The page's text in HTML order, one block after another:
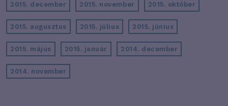
2015. december 2015. november 2015. október
2015. augusztus 2015. július 2015. június
2015. május 2015. január 2014. december
2014. november